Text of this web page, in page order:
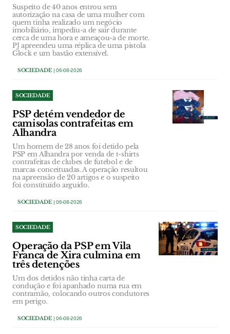
Suspeito de 40 anos entrou sem
autorização na casa de uma mulher com
quem tinha realizado um negócio
imobiliário, impediu-a de sair durante
cerca de uma hora e ameaçou-a de morte.
PJ apreendeu uma réplica de uma pistola
Glock e um bastão extensível.
SOCIEDADE| 06-08-2026
SOCIEDADE
PSP detém vendedor de
camisolas contrafeitas em
Alhandra
Um homem de 28 anos foi detido pela
PSP em Alhandra por venda de t-shirts
contrafeitas de clubes de futebol e de
marcas conceituadas. A operação resultou
na apreensão de 20 artigos e o suspeito
foi constituído arguido.
SOCIEDADE| 06-08-2026
SOCIEDADE
Operação da PSP em Vila
Franca de Xira culmina em
três detenções
Um dos detidos não tinha carta de
condução e foi apanhado numa rua em
contramão, colocando outros condutores
em perigo.
SOCIEDADE| 06-08-2026